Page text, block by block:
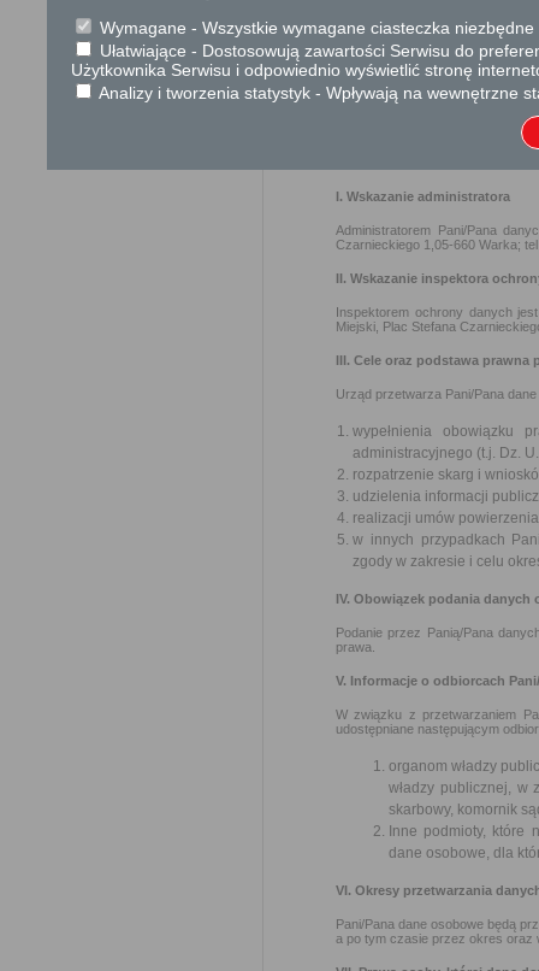
Rozporządzenie
sprawach o nadanie
2743 z późn. zm.)
I. Wskazanie administratora
Administratorem Pani/Pana
Czarnieckiego 1,05-660 Warka;
II. Wskazanie inspektora
Inspektorem ochrony danych
Miejski, Plac Stefana
III. Cele oraz podstawa prawna
Urząd przetwarza Pani/Pana
wypełnienia obowiązku
administracyjnego (t.j. Dz.
rozpatrzenie skarg i
udzielenia informacji
realizacji umów
w innych przypadkach
zgody w zakresie i celu
IV. Obowiązek podania danych
Podanie przez Panią/Pana
prawa.
V. Informacje o odbiorcach
W związku z przetwarzaniem
udostępniane następującym
organom władzy
władzy publicznej, w
skarbowy, komornik
Inne podmioty, które
dane osobowe, dla
VI. Okresy przetwarzania
Pani/Pana dane osobowe będą
a po tym czasie przez okres oraz
Wymagane - Wszystkie wymagane ciasteczka
Ułatwiające - Dostosowują zawartości Serwisu do
Użytkownika Serwisu i odpowiednio wyświetlić stronę
Analizy i tworzenia statystyk - Wpływają na wewnętrzne